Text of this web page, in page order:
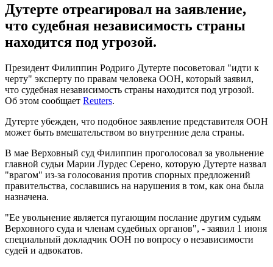
Дутерте отреагировал на заявление,
что судебная независимость страны
находится под угрозой.
Президент Филиппин Родриго Дутерте посоветовал "идти к
черту" эксперту по правам человека ООН, который заявил,
что судебная независимость страны находится под угрозой.
Об этом сообщает Reuters.
Дутерте убежден, что подобное заявление представителя ООН
может быть вмешательством во внутренние дела страны.
В мае Верховный суд Филиппин проголосовал за увольнение
главной судьи Марии Лурдес Серено, которую Дутерте назвал
"врагом" из-за голосования против спорных предложений
правительства, сославшись на нарушения в том, как она была
назначена.
"Ее увольнение является пугающим послание другим судьям
Верховного суда и членам судебных органов", - заявил 1 июня
специальный докладчик ООН по вопросу о независимости
судей и адвокатов.